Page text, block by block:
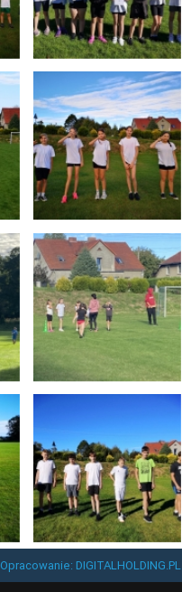
Opracowanie: DIGITALHOLDING.PL